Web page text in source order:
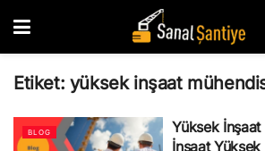
Etiket: yüksek inşaat
BLOG
Yüksek
İnşaat